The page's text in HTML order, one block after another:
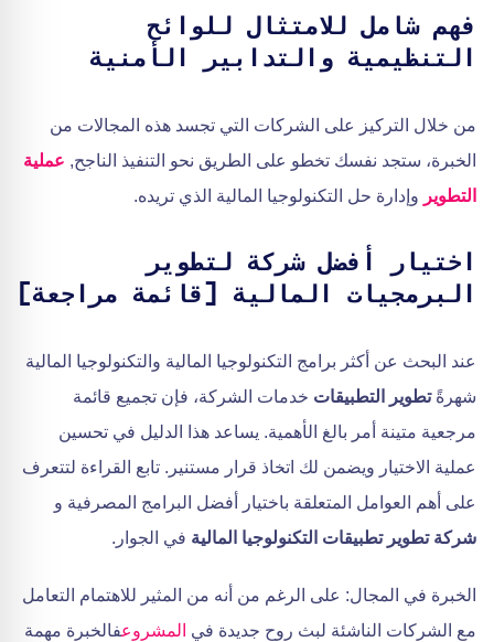
فهم شامل للامتثال للوائح
التنظيمية والتدابير الأمنية
من خلال التركيز على الشركات التي تجسد هذه المجالات من
الخبرة، ستجد نفسك تخطو على الطريق نحو التنفيذ الناجح, عملية
التطوير وإدارة حل التكنولوجيا المالية الذي تريده.
اختيار أفضل شركة لتطوير
البرمجيات المالية [قائمة مراجعة]
عند البحث عن أكثر برامج التكنولوجيا المالية والتكنولوجيا المالية
شهرةًتطوير التطبيقات خدمات الشركة، فإن تجميع قائمة
مرجعية متينة أمر بالغ الأهمية. يساعد هذا الدليل في تحسين
عملية الاختيار ويضمن لك اتخاذ قرار مستنير. تابع القراءة لتتعرف
على أهم العوامل المتعلقة باختيار أفضل البرامج المصرفية و
شركة تطوير تطبيقات التكنولوجيا المالية في الجوار.
الخبرة في المجال: على الرغم من أنه من المثير للاهتمام التعامل
مع الشركات الناشئة لبث روح جديدة في المشروعفالخبرة مهمة